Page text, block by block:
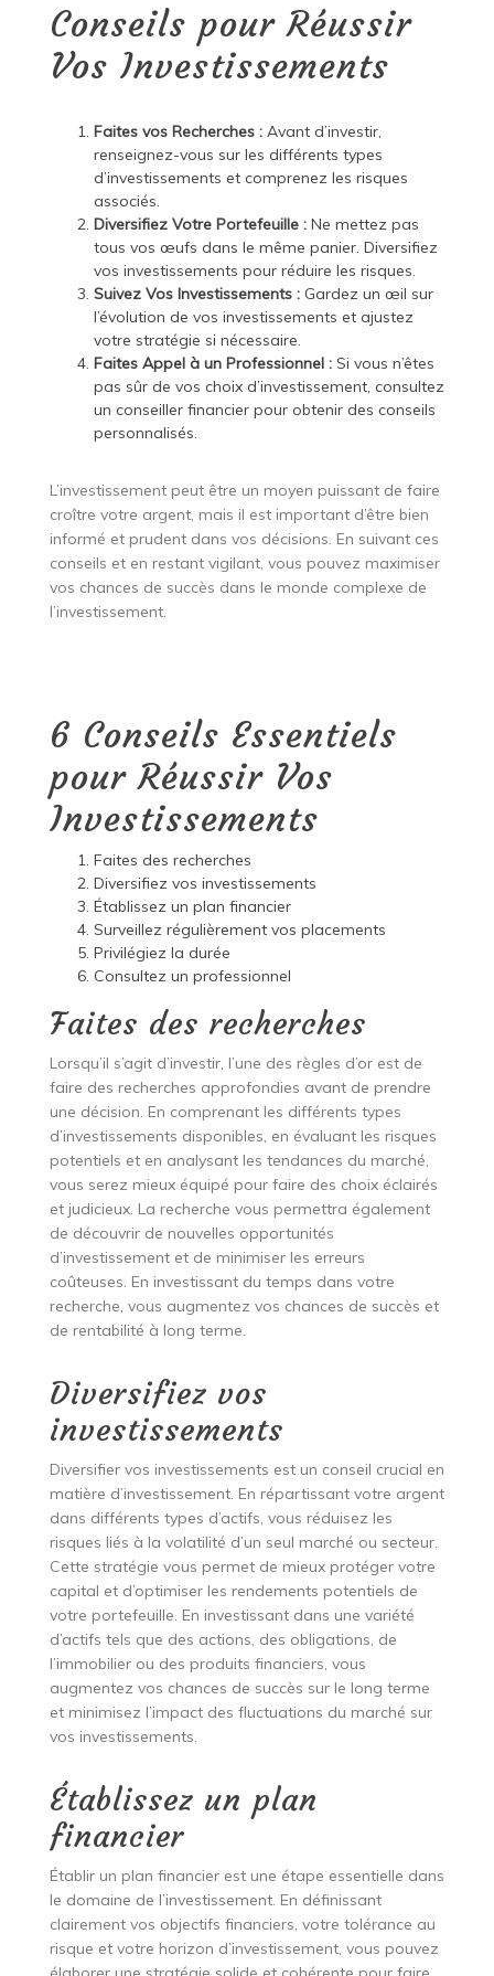
Conseils pour Réussir
Vos Investissements
Faites vos Recherches :Avant d’investir,
renseignez-vous sur les différents types
d’investissements et comprenez les risques
associés.
Diversifiez Votre Portefeuille :Ne mettez pas
tous vos œufs dans le même panier. Diversifiez
vos investissements pour réduire les risques.
Suivez Vos Investissements :Gardez un œil sur
l’évolution de vos investissements et ajustez
votre stratégie si nécessaire.
Faites Appel à un Professionnel :Si vous n’êtes
pas sûr de vos choix d’investissement, consultez
un conseiller financier pour obtenir des conseils
personnalisés.
L’investissement peut être un moyen puissant de faire
croître votre argent, mais il est important d’être bien
informé et prudent dans vos décisions. En suivant ces
conseils et en restant vigilant, vous pouvez maximiser
vos chances de succès dans le monde complexe de
l’investissement.
6 Conseils Essentiels
pour Réussir Vos
Investissements
Faites des recherches
Diversifiez vos investissements
Établissez un plan financier
Surveillez régulièrement vos placements
Privilégiez la durée
Consultez un professionnel
Faites des recherches
Lorsqu’il s’agit d’investir, l’une des règles d’or est de
faire des recherches approfondies avant de prendre
une décision. En comprenant les différents types
d’investissements disponibles, en évaluant les risques
potentiels et en analysant les tendances du marché,
vous serez mieux équipé pour faire des choix éclairés
et judicieux. La recherche vous permettra également
de découvrir de nouvelles opportunités
d’investissement et de minimiser les erreurs
coûteuses. En investissant du temps dans votre
recherche, vous augmentez vos chances de succès et
de rentabilité à long terme.
Diversifiez vos
investissements
Diversifier vos investissements est un conseil crucial en
matière d’investissement. En répartissant votre argent
dans différents types d’actifs, vous réduisez les
risques liés à la volatilité d’un seul marché ou secteur.
Cette stratégie vous permet de mieux protéger votre
capital et d’optimiser les rendements potentiels de
votre portefeuille. En investissant dans une variété
d’actifs tels que des actions, des obligations, de
l’immobilier ou des produits financiers, vous
augmentez vos chances de succès sur le long terme
et minimisez l’impact des fluctuations du marché sur
vos investissements.
Établissez un plan
financier
Établir un plan financier est une étape essentielle dans
le domaine de l’investissement. En définissant
clairement vos objectifs financiers, votre tolérance au
risque et votre horizon d’investissement, vous pouvez